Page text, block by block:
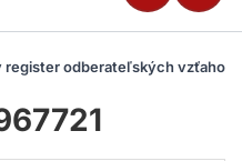
register odberateľských vzťahov